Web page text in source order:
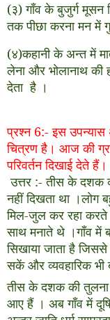
(३)गाँव के बुजुर्ग मूसन
तक पीछा करना मन में
(४)कहानी के अन्त में
लेना और भोलानाथ की
देता है ।
प्रश्न 6:- इस
चित्रण है। आज की
परिवर्तन दिखाई देते हैं।
उत्तर :-तीस के दशक
नहीं दिखता था ।लोग
मिल-जुल कर रहा करते
साथ मनाते थे ।गाँव
सिखाया जाता है
सकें और व्यवहारिक
तीस के दशक की तुलना
आए हैं । अब गाँव में